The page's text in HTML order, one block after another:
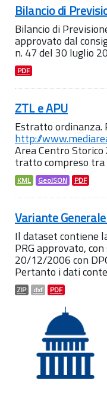
Bilancio di
Bilancio di
approvato dal
n. 47 del 30 luglio
PDF
ZTL e APU
Estratto
http://
Area Centro Storico
tratto compreso tra
KML GeoJSON PDF
Variante
Il dataset contiene
PRG approvato,
20/12/2006 con
Pertanto i dati
ZIP dxf PDF